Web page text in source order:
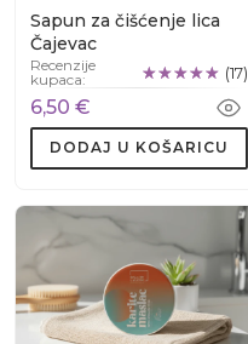
Sapun za čišćenje lica
Čajevac
Recenzije
kupaca:
(17)
6,50 €
DODAJ U KOŠARICU